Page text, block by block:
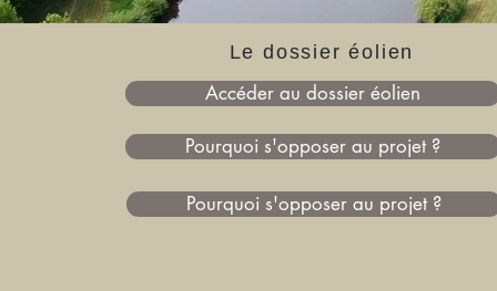
Le dossier éolien
Accéder au dossier éolien
Pourquoi s'opposer au projet ?
Pourquoi s'opposer au projet ?